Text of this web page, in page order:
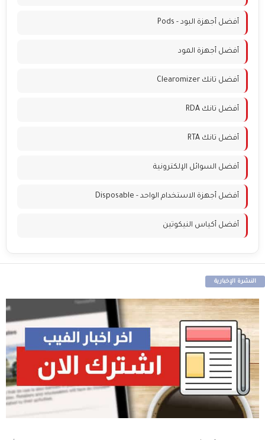
أفضل أجهزة البود - Pods
أفضل أجهزة المود
أفضل تانك Clearomizer
أفضل تانك RDA
أفضل تانك RTA
أفضل السوائل الإلكترونية
أفضل أجهزة الاستخدام الواحد - Disposable
أفضل أكياس النيكوتين
النشرة الإخبارية